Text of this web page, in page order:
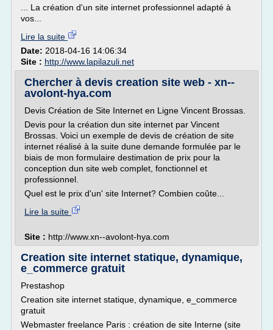
... La création d'un site internet professionnel adapté à
vos...
Lire la suite
Date: 2018-04-16 14:06:34
Site : http://www.lapilazuli.net
Chercher à devis creation site web - xn--
avolont-hya.com
Devis Création de Site Internet en Ligne Vincent Brossas.
Devis pour la création dun site internet par Vincent
Brossas. Voici un exemple de devis de création de site
internet réalisé à la suite dune demande formulée par le
biais de mon formulaire destimation de prix pour la
conception dun site web complet, fonctionnel et
professionnel.
Quel est le prix d'un' site Internet? Combien coûte...
Lire la suite
Site : http://www.xn--avolont-hya.com
Creation site internet statique, dynamique,
e_commerce gratuit
Prestashop
Creation site internet statique, dynamique, e_commerce
gratuit
Webmaster freelance Paris : création de site Interne (site